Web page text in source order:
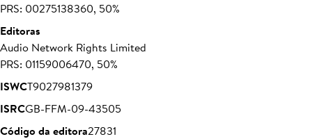
PRS: 00275138360, 50%
Editoras
Audio Network Rights Limited
PRS: 01159006470, 50%
ISWCT9027981379
ISRCGB-FFM-09-43505
Código da editora27831